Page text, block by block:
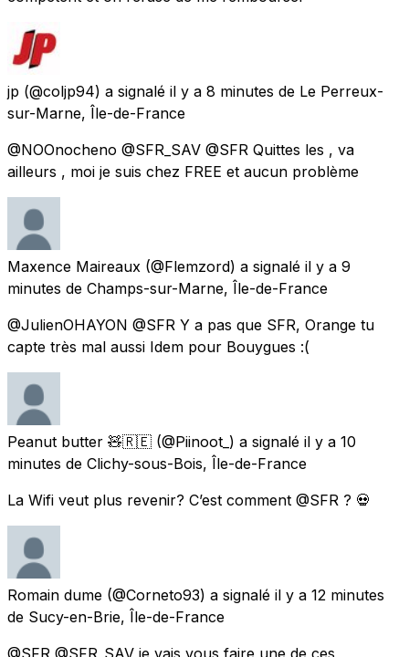
jp (@coljp94) a signalé il y a 8 minutes de Le Perreux-
sur-Marne, Île-de-France
@NOOnocheno @SFR_SAV @SFR Quittes les , va
ailleurs , moi je suis chez FREE et aucun problème
Maxence Maireaux (@Flemzord) a signalé il y a 9
minutes de Champs-sur-Marne, Île-de-France
@JulienOHAYON @SFR Y a pas que SFR, Orange tu
capte très mal aussi Idem pour Bouygues :(
Peanut butter 🧸🇷🇪 (@Piinoot_) a signalé il y a 10
minutes de Clichy-sous-Bois, Île-de-France
La Wifi veut plus revenir? C’est comment @SFR ? 💀
Romain dume (@Corneto93) a signalé il y a 12 minutes
de Sucy-en-Brie, Île-de-France
@SFR @SFR_SAV je vais vous faire une de ces